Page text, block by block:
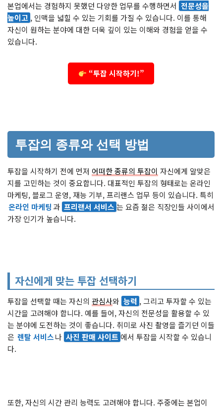
본업에서는 경험하지 못했던 다양한 업무를 수행하면서 전문성을
높이고 , 인맥을 넓힐 수 있는 기회를 가질 수 있습니다. 이를 통해
자신이 원하는 분야에 대한 더욱 깊이 있는 이해와 경험을 얻을 수
있습니다.
“투잡 시작하기!”
투잡의 종류와 선택 방법
투잡을 시작하기 전에 먼저 어떠한 종류의 투잡이 자신에게 알맞은
지를 고민하는 것이 중요합니다. 대표적인 투잡의 형태로는 온라인
마케팅, 블로그 운영, 재능 기부, 프리랜스 업무 등이 있습니다. 특히
온라인 마케팅 과 프리랜서 서비스 는 요즘 젊은 직장인들 사이에서
가장 인기가 높습니다.
자신에게 맞는 투잡 선택하기
투잡을 선택할 때는 자신의 관심사와 능력 , 그리고 투자할 수 있는
시간을 고려해야 합니다. 예를 들어, 자신의 전문성을 활용할 수 있
는 분야에 도전하는 것이 좋습니다. 취미로 사진 촬영을 즐기던 이들
은 렌탈 서비스나 사진 판매 사이트 에서 투잡을 시작할 수 있습니
다.
또한, 자신의 시간 관리 능력도 고려해야 합니다. 주중에는 본업이